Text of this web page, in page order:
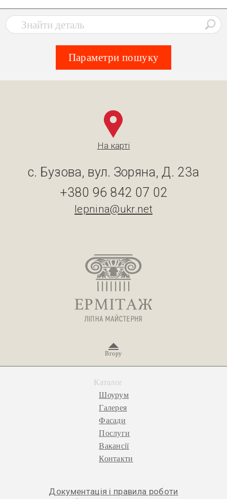
Параметри пошуку
На карті
с. Бузова, вул. Зоряна, Д. 23а
+380 96 842 07 02
lepnina@ukr.net
Вгору
Каталог
Шоурум
Галерея
Фасади
Послуги
Вакансії
Контакти
Документація і правила роботи